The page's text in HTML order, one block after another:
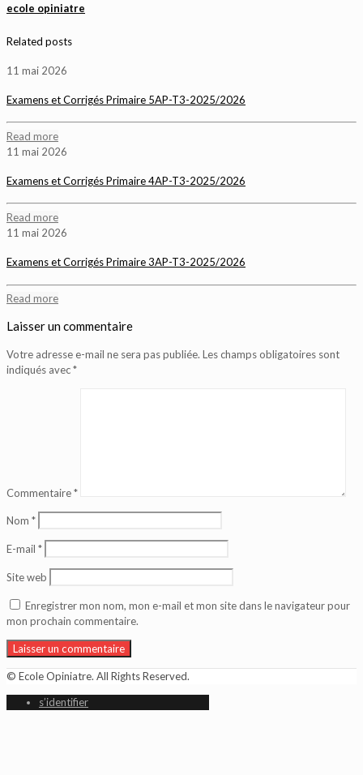
ecole opiniatre
Related posts
11 mai 2026
Examens et Corrigés Primaire 5AP-T3-2025/2026
Read more
11 mai 2026
Examens et Corrigés Primaire 4AP-T3-2025/2026
Read more
11 mai 2026
Examens et Corrigés Primaire 3AP-T3-2025/2026
Read more
Laisser un commentaire
Votre adresse e-mail ne sera pas publiée. Les champs obligatoires sont
indiqués avec*
Commentaire*
Nom *
E-mail *
Site web
Enregistrer mon nom, mon e-mail et mon site dans le navigateur pour
mon prochain commentaire.
© Ecole Opiniatre. All Rights Reserved.
s’identifier